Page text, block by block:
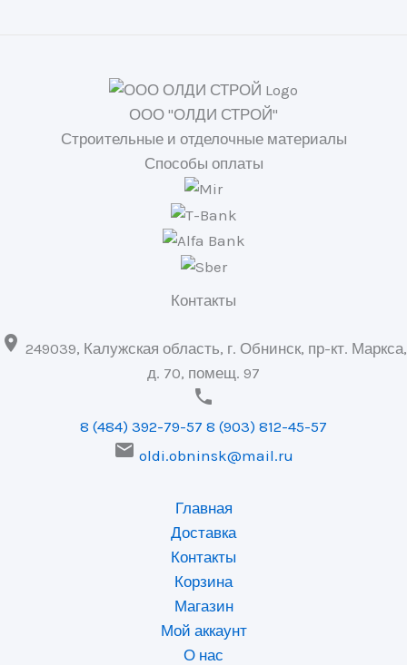
ООО "ОЛДИ СТРОЙ"
Строительные и отделочные материалы
Способы оплаты
Контакты
 249039, Калужская область, г. Обнинск, пр-кт. Маркса,
д. 70, помещ. 97

8 (484) 392-79-57 8 (903) 812-45-57
 oldi.obninsk@mail.ru
Главная
Доставка
Контакты
Корзина
Магазин
Мой аккаунт
О нас